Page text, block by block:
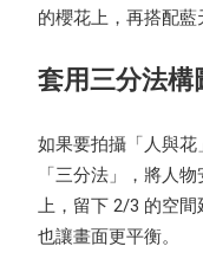
的櫻花上，再搭配藍
套用三分法構
如果要拍攝「人與
「三分法」，將人
上，留下 2/3 的空間
也讓畫面更平衡。